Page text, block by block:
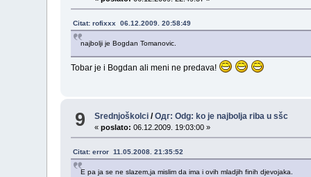
Citat: rofixxx 06.12.2009. 20:58:49
najbolji je Bogdan Tomanovic.
Tobar je i Bogdan ali meni ne predava!
9 Srednjoškolci /Одг: Odg: ko je najbolja riba u sšc
«poslato: 06.12.2009. 19:03:00 »
Citat: error 11.05.2008. 21:35:52
E pa ja se ne slazem,ja mislim da ima i ovih mladjih finih djevojaka.